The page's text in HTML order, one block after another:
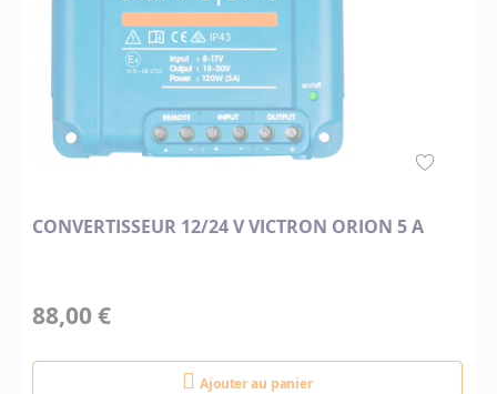
CONVERTISSEUR 12/24 V VICTRON ORION 5 A
88,00 €
Ajouter au panier